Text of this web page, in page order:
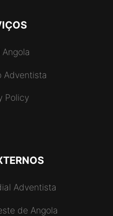
Angola
Adventista
Policy
Adventista
de Angola